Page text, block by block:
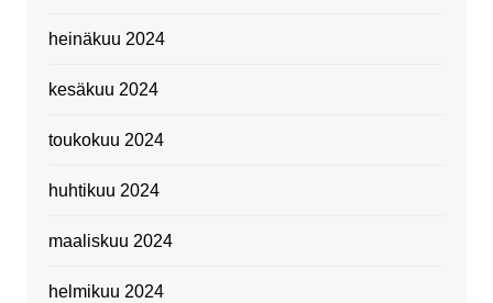
heinäkuu 2024
kesäkuu 2024
toukokuu 2024
huhtikuu 2024
maaliskuu 2024
helmikuu 2024